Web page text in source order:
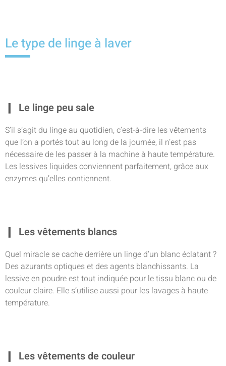
Le type de linge à laver
Le linge peu sale
S’il s’agit du linge au quotidien, c’est-à-dire les vêtements
que l’on a portés tout au long de la journée, il n’est pas
nécessaire de les passer à la machine à haute température.
Les lessives liquides conviennent parfaitement, grâce aux
enzymes qu’elles contiennent.
Les vêtements blancs
Quel miracle se cache derrière un linge d’un blanc éclatant ?
Des azurants optiques et des agents blanchissants. La
lessive en poudre est tout indiquée pour le tissu blanc ou de
couleur claire. Elle s’utilise aussi pour les lavages à haute
température.
Les vêtements de couleur